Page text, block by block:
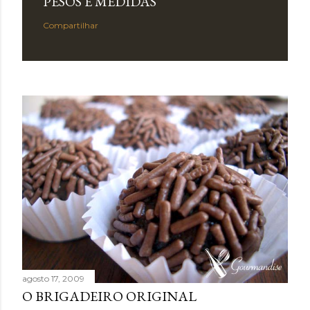
Compartilhar
agosto 17, 2009
O BRIGADEIRO ORIGINAL